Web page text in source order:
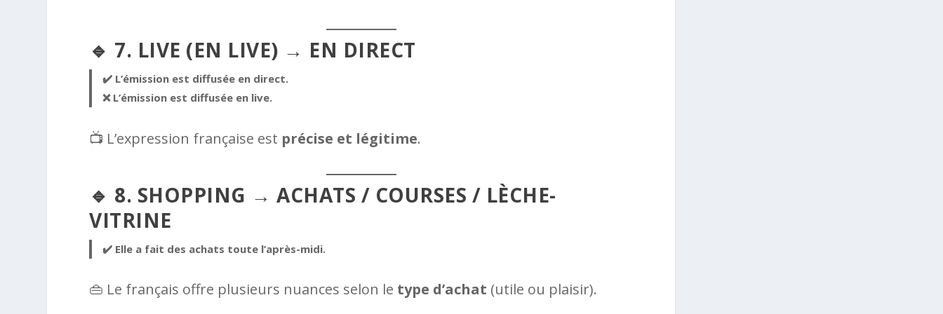
🔹 7. LIVE (EN LIVE) → EN DIRECT
✔️ L’émission est diffusée en direct.
❌ L’émission est diffusée en live.
📺 L’expression française est précise et légitime.
🔹 8. SHOPPING → ACHATS / COURSES / LÈCHE-
VITRINE
✔️ Elle a fait des achats toute l’après-midi.
👜 Le français offre plusieurs nuances selon le type d’achat (utile ou plaisir).